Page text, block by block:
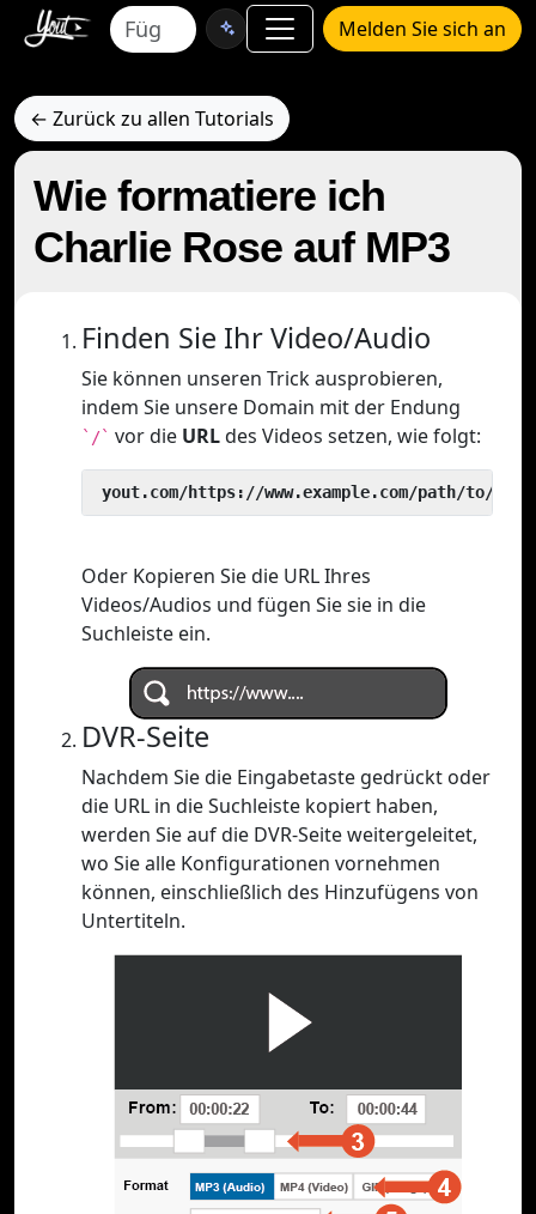
Melden Sie sich an
← Zurück zu allen Tutorials
Wie formatiere ich
Charlie Rose auf MP3
Finden Sie Ihr Video/Audio
Sie können unseren Trick ausprobieren,
indem Sie unsere Domain mit der Endung
`/` vor die URLdes Videos setzen, wie folgt:
yout.com/https://www.example.com/path/to/
Oder Kopieren Sie die URL Ihres
Videos/Audios und fügen Sie sie in die
Suchleiste ein.
DVR-Seite
Nachdem Sie die Eingabetaste gedrückt oder
die URL in die Suchleiste kopiert haben,
werden Sie auf die DVR-Seite weitergeleitet,
wo Sie alle Konfigurationen vornehmen
können, einschließlich des Hinzufügens von
Untertiteln.